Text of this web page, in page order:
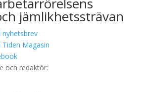
jämlikhetssträvan
nyhetsbrev
Magasin
och redaktör: